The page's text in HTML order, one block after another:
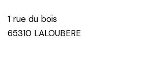
1 rue du bois
65310 LALOUBERE